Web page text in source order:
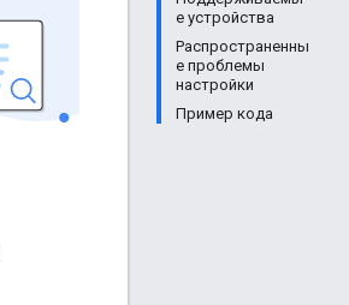
е устройства
Распространенны
е проблемы
настройки
Пример кода